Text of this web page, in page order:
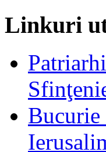
Linkuri
Bucurie